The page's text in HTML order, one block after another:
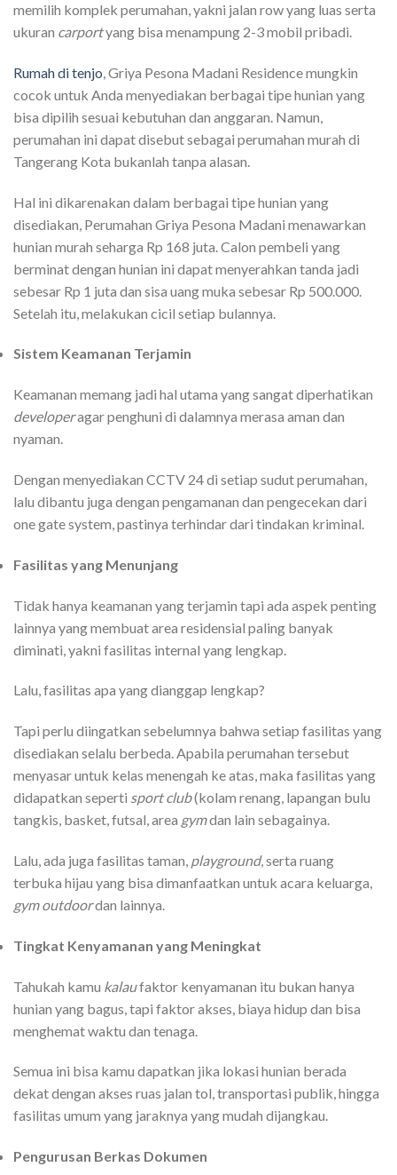
memilih komplek perumahan, yakni jalan row yang luas serta
ukuran carportyang bisa menampung 2-3 mobil pribadi.
Rumah di tenjo, Griya Pesona Madani Residence mungkin
cocok untuk Anda menyediakan berbagai tipe hunian yang
bisa dipilih sesuai kebutuhan dan anggaran. Namun,
perumahan ini dapat disebut sebagai perumahan murah di
Tangerang Kota bukanlah tanpa alasan.
Hal ini dikarenakan dalam berbagai tipe hunian yang
disediakan, Perumahan Griya Pesona Madani menawarkan
hunian murah seharga Rp 168 juta. Calon pembeli yang
berminat dengan hunian ini dapat menyerahkan tanda jadi
sebesar Rp 1 juta dan sisa uang muka sebesar Rp 500.000.
Setelah itu, melakukan cicil setiap bulannya.
Sistem Keamanan Terjamin
Keamanan memang jadi hal utama yang sangat diperhatikan
developeragar penghuni di dalamnya merasa aman dan
nyaman.
Dengan menyediakan CCTV 24 di setiap sudut perumahan,
lalu dibantu juga dengan pengamanan dan pengecekan dari
one gate system, pastinya terhindar dari tindakan kriminal.
Fasilitas yang Menunjang
Tidak hanya keamanan yang terjamin tapi ada aspek penting
lainnya yang membuat area residensial paling banyak
diminati, yakni fasilitas internal yang lengkap.
Lalu, fasilitas apa yang dianggap lengkap?
Tapi perlu diingatkan sebelumnya bahwa setiap fasilitas yang
disediakan selalu berbeda. Apabila perumahan tersebut
menyasar untuk kelas menengah ke atas, maka fasilitas yang
didapatkan seperti sport club(kolam renang, lapangan bulu
tangkis, basket, futsal, area gymdan lain sebagainya.
Lalu, ada juga fasilitas taman, playground, serta ruang
terbuka hijau yang bisa dimanfaatkan untuk acara keluarga,
gym outdoordan lainnya.
Tingkat Kenyamanan yang Meningkat
Tahukah kamu kalaufaktor kenyamanan itu bukan hanya
hunian yang bagus, tapi faktor akses, biaya hidup dan bisa
menghemat waktu dan tenaga.
Semua ini bisa kamu dapatkan jika lokasi hunian berada
dekat dengan akses ruas jalan tol, transportasi publik, hingga
fasilitas umum yang jaraknya yang mudah dijangkau.
Pengurusan Berkas Dokumen